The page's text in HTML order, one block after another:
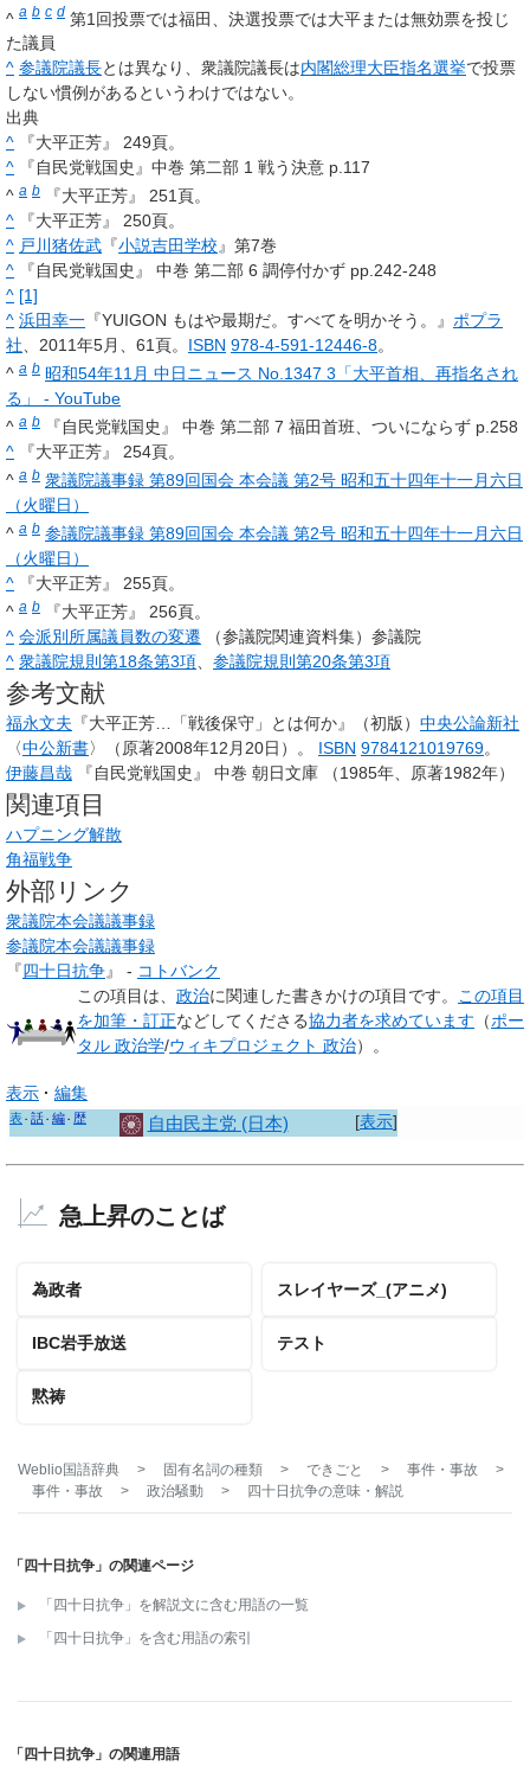
^ a b c d 第1回投票では福田、決選投票では大平または無効票を投じ
た議員
^ 参議院議長とは異なり、衆議院議長は内閣総理大臣指名選挙で投票
しない慣例があるというわけではない。
出典
^
『大平正芳』 249頁。
^
『自民党戦国史』中巻 第二部 1 戦う決意 p.117
^ a b
『大平正芳』 251頁。
^
『大平正芳』 250頁。
^ 戸川猪佐武 『小説吉田学校』第7巻
^
『自民党戦国史』 中巻 第二部 6 調停付かず pp.242-248
^ [1]
^ 浜田幸一 『YUIGON もはや最期だ。すべてを明かそう。』 ポプラ
社、2011年5月、61頁。 ISBN 978-4-591-12446-8。
^ a b 昭和54年11月 中日ニュース No.1347 3「大平首相、再指名され
る」 - YouTube
^ a b
『自民党戦国史』 中巻 第二部 7 福田首班、ついにならず p.258
^
『大平正芳』 254頁。
^ a b 衆議院議事録 第89回国会 本会議 第2号 昭和五十四年十一月六日
（火曜日）
^ a b 参議院議事録 第89回国会 本会議 第2号 昭和五十四年十一月六日
（火曜日）
^
『大平正芳』 255頁。
^ a b
『大平正芳』 256頁。
^ 会派別所属議員数の変遷 （参議院関連資料集）参議院
^ 衆議院規則第18条第3項、 参議院規則第20条第3項
参考文献
福永文夫 『大平正芳…「戦後保守」とは何か』（初版） 中央公論新社
〈中公新書〉（原著2008年12月20日）。 ISBN 9784121019769。
伊藤昌哉 『自民党戦国史』 中巻 朝日文庫 （1985年、原著1982年）
関連項目
ハプニング解散
角福戦争
外部リンク
衆議院本会議議事録
参議院本会議議事録
『四十日抗争』 - コトバンク
この項目は、 政治に関連した書きかけの項目 です。 この項目
を加筆・訂正などしてくださる協力者を求めています （ポー
タル 政治学/ウィキプロジェクト 政治）。
表示
編集
[表示]
表 話 編 歴 自由民主党 (日本)
急上昇のことば
為政者 スレイヤーズ_(アニメ)
IBC岩手放送 テスト
黙祷
Weblio国語辞典 > 固有名詞の種類 > できごと > 事件・事故
>
事件・事故
> 政治騒動 > 四十日抗争の意味・解説
「四十日抗争」の関連ページ
「四十日抗争」を解説文に含む用語の一覧
「四十日抗争」を含む用語の索引
「四十日抗争」の関連用語